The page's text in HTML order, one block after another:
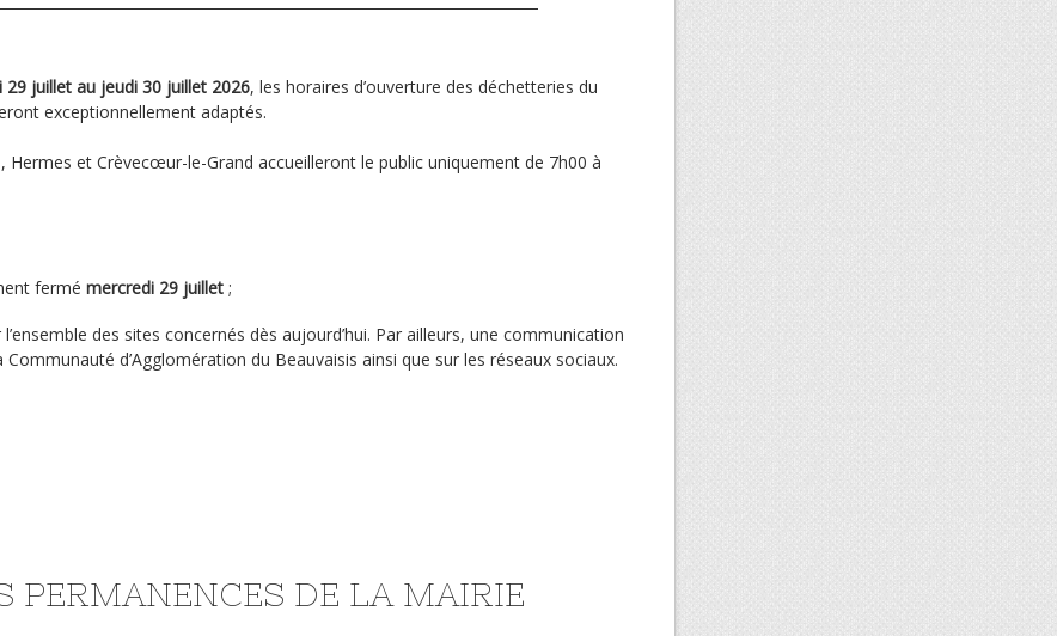
29 juillet au jeudi 30 juillet 2026, les horaires d’ouverture des déchetteries du
exceptionnellement adaptés.
Hermes et Crèvecœur-le-Grand accueilleront le public uniquement de 7h00 à
fermé mercredi 29 juillet ;
des sites concernés dès aujourd’hui. Par ailleurs, une communication
d’Agglomération du Beauvaisis ainsi que sur les réseaux sociaux.
PERMANENCES DE LA MAIRIE